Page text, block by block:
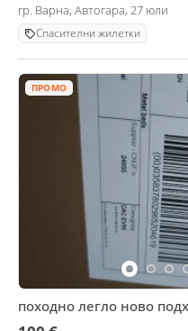
гр. Варна, Автогара, 27 юли
Спасителни жилетки
ПРОМО
походно легло ново